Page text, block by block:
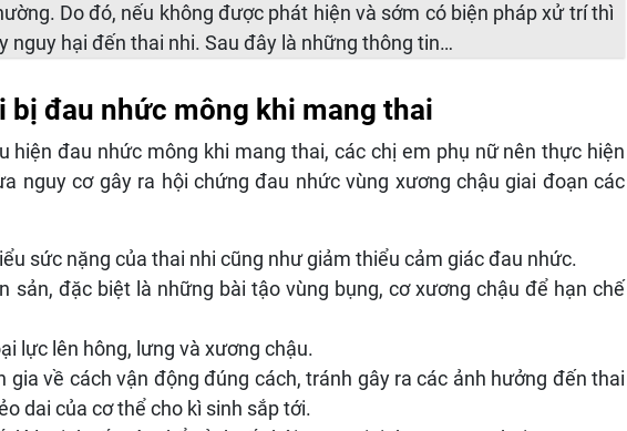
Do đó, nếu không được phát hiện và sớm có biện pháp xử trí thì
nguy hại đến thai nhi. Sau đây là những thông tin…
bị đau nhức mông khi mang thai
hiện đau nhức mông khi mang thai, các chị em phụ nữ nên thực hiện
nguy cơ gây ra hội chứng đau nhức vùng xương chậu giai đoạn các
sức nặng của thai nhi cũng như giảm thiểu cảm giác đau nhức.
sản, đặc biệt là những bài tậo vùng bụng, cơ xương chậu để hạn chế
lực lên hông, lưng và xương chậu.
gia về cách vận động đúng cách, tránh gây ra các ảnh hưởng đến thai
dai của cơ thể cho kì sinh sắp tới.